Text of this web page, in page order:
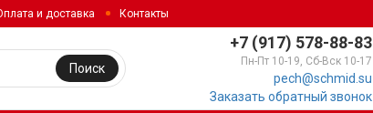
и доставка Контакты
+7 (917) 578-88-83
Пн-Пт 10-19, Сб-Вск 10-17
pech@schmid.su
Заказать обратный звонок
Поиск